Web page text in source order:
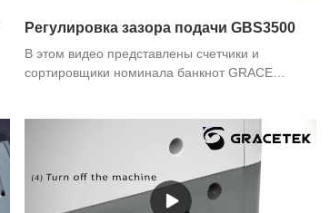
den-sort является ее способность сортировать
банкноты по номиналу. Он может распознавать
до 5 банкнот разного номинала и сортировать
своими наличными. Эта функция также
помогает предотвратить ошибки и сэкономить
время при сортировке и пересчете больших
объемов банкнот.
Регулировка зазора подачи GBS3500
В этом видео представлены счетчики и
сортировщики номинала банкнот GRACE